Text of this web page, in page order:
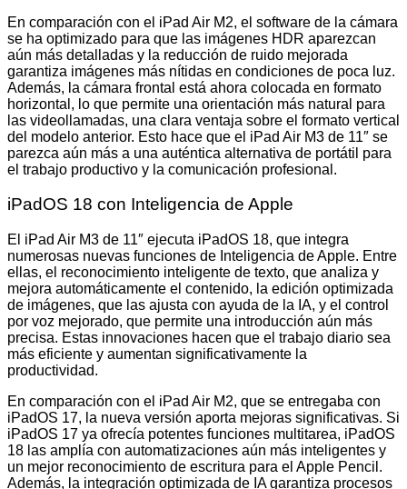
En comparación con el iPad Air M2, el software de la cámara
se ha optimizado para que las imágenes HDR aparezcan
aún más detalladas y la reducción de ruido mejorada
garantiza imágenes más nítidas en condiciones de poca luz.
Además, la cámara frontal está ahora colocada en formato
horizontal, lo que permite una orientación más natural para
las videollamadas, una clara ventaja sobre el formato vertical
del modelo anterior. Esto hace que el iPad Air M3 de 11″ se
parezca aún más a una auténtica alternativa de portátil para
el trabajo productivo y la comunicación profesional.
iPadOS 18 con Inteligencia de Apple
El iPad Air M3 de 11″ ejecuta iPadOS 18, que integra
numerosas nuevas funciones de Inteligencia de Apple. Entre
ellas, el reconocimiento inteligente de texto, que analiza y
mejora automáticamente el contenido, la edición optimizada
de imágenes, que las ajusta con ayuda de la IA, y el control
por voz mejorado, que permite una introducción aún más
precisa. Estas innovaciones hacen que el trabajo diario sea
más eficiente y aumentan significativamente la
productividad.
En comparación con el iPad Air M2, que se entregaba con
iPadOS 17, la nueva versión aporta mejoras significativas. Si
iPadOS 17 ya ofrecía potentes funciones multitarea, iPadOS
18 las amplía con automatizaciones aún más inteligentes y
un mejor reconocimiento de escritura para el Apple Pencil.
Además, la integración optimizada de IA garantiza procesos